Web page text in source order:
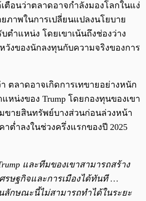
เตือนว่าตลาดอาจกำลังมองโลกในแง่
ยภาพในการเปลี่ยนแปลงนโยบาย
ตำแหน่ง โดยเขาเน้นถึงช่องว่าง
วังของนักลงทุนกับความจริงของการ
ตลาดอาจเกิดการเทขายอย่างหนัก
หน่งของ Trump โดยกองทุนของเขา
มขายสินทรัพย์บางส่วนก่อนล่วงหน้า
าต่ำลงในช่วงครึ่งแรกของปี 2025
และทีมของเขาสามารถสร้าง
รษฐกิจและการเมืองได้ทันที …
ลักษณะนี้ไม่สามารถทำได้ในระยะ